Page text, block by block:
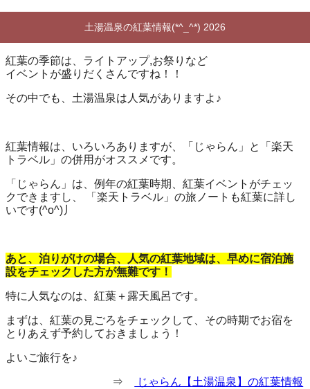
土湯温泉の紅葉情報(*^_^*) 2026
紅葉の季節は、ライトアップ,お祭りなど
イベントが盛りだくさんですね！！
その中でも、土湯温泉は人気がありますよ♪
紅葉情報は、いろいろありますが、「じゃらん」と「楽天
トラベル」の併用がオススメです。
「じゃらん」は、例年の紅葉時期、紅葉イベントがチェッ
クできますし、 「楽天トラベル」の旅ノートも紅葉に詳し
いです(^o^)丿
あと、泊りがけの場合、人気の紅葉地域は、早めに宿泊施
設をチェックした方が無難です！
特に人気なのは、紅葉＋露天風呂です。
まずは、紅葉の見ごろをチェックして、その時期でお宿を
とりあえず予約しておきましょう！
よいご旅行を♪
⇒ じゃらん【土湯温泉】の紅葉情報